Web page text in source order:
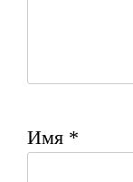
Имя *